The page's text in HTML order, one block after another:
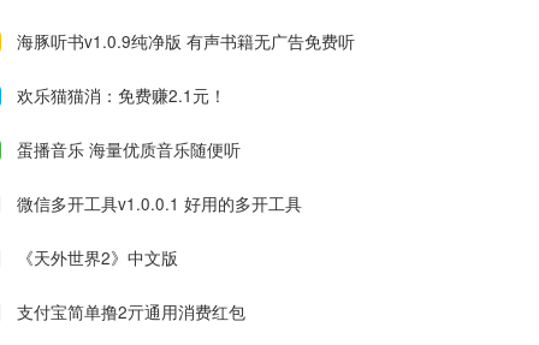
海豚听书v1.0.9纯净版 有声书籍无广告免费听
欢乐猫猫消：免费赚2.1元！
蛋播音乐 海量优质音乐随便听
微信多开工具v1.0.0.1 好用的多开工具
《天外世界2》中文版
支付宝简单撸2亓通用消费红包